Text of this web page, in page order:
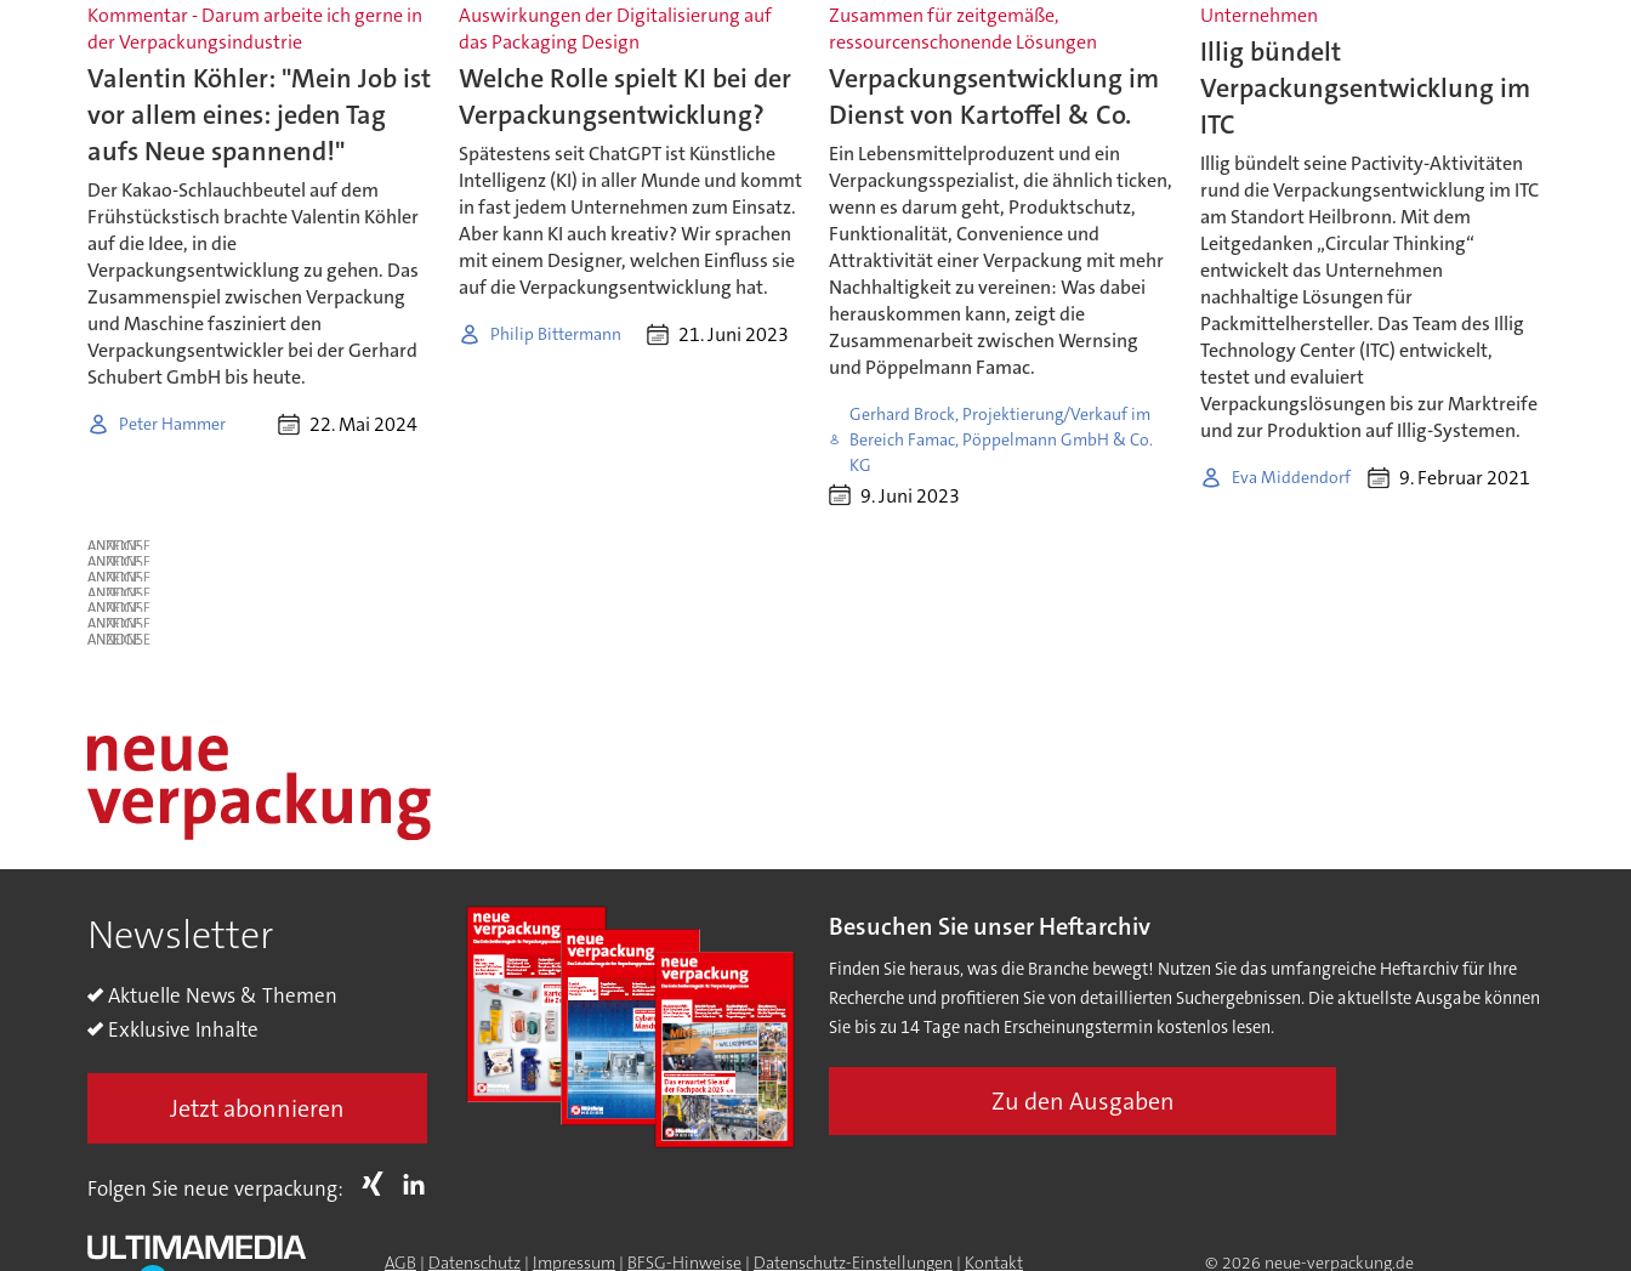
Kommentar - Darum arbeite ich gerne in
der Verpackungsindustrie
Valentin Köhler: "Mein Job ist
vor allem eines: jeden Tag
aufs Neue spannend!"
Der Kakao-Schlauchbeutel auf dem
Frühstückstisch brachte Valentin Köhler
auf die Idee, in die
Verpackungsentwicklung zu gehen. Das
Zusammenspiel zwischen Verpackung
und Maschine fasziniert den
Verpackungsentwickler bei der Gerhard
Schubert GmbH bis heute.
Peter Hammer 22. Mai 2024
Auswirkungen der Digitalisierung auf
das Packaging Design
Welche Rolle spielt KI bei der
Verpackungsentwicklung?
Spätestens seit ChatGPT ist Künstliche
Intelligenz (KI) in aller Munde und kommt
in fast jedem Unternehmen zum Einsatz.
Aber kann KI auch kreativ? Wir sprachen
mit einem Designer, welchen Einfluss sie
auf die Verpackungsentwicklung hat.
Philip Bittermann 21. Juni 2023
Zusammen für zeitgemäße,
ressourcenschonende Lösungen
Verpackungsentwicklung im
Dienst von Kartoffel & Co.
Ein Lebensmittelproduzent und ein
Verpackungsspezialist, die ähnlich ticken,
wenn es darum geht, Produktschutz,
Funktionalität, Convenience und
Attraktivität einer Verpackung mit mehr
Nachhaltigkeit zu vereinen: Was dabei
herauskommen kann, zeigt die
Zusammenarbeit zwischen Wernsing
und Pöppelmann Famac.
Gerhard Brock, Projektierung/Verkauf im
Bereich Famac, Pöppelmann GmbH & Co.
KG
9. Juni 2023
Unternehmen
Illig bündelt
Verpackungsentwicklung im
ITC
Illig bündelt seine Pactivity-Aktivitäten
rund die Verpackungsentwicklung im ITC
am Standort Heilbronn. Mit dem
Leitgedanken „Circular Thinking“
entwickelt das Unternehmen
nachhaltige Lösungen für
Packmittelhersteller. Das Team des Illig
Technology Center (ITC) entwickelt,
testet und evaluiert
Verpackungslösungen bis zur Marktreife
und zur Produktion auf Illig-Systemen.
Eva Middendorf 9. Februar 2021
ANZEIGE
ANZEIGE
ANZEIGE
ANZEIGE
ANZEIGE
ANZEIGE
ANZEIGE
Newsletter
Aktuelle News & Themen
Exklusive Inhalte
Jetzt abonnieren
Besuchen Sie unser Heftarchiv
Finden Sie heraus, was die Branche bewegt! Nutzen Sie das umfangreiche Heftarchiv für Ihre
Recherche und profitieren Sie von detaillierten Suchergebnissen. Die aktuellste Ausgabe können
Sie bis zu 14 Tage nach Erscheinungstermin kostenlos lesen.
Zu den Ausgaben
Folgen Sie neue verpackung:
AGB | Datenschutz| Impressum | BFSG-Hinweise| Datenschutz-Einstellungen | Kontakt © 2026 neue-verpackung.de